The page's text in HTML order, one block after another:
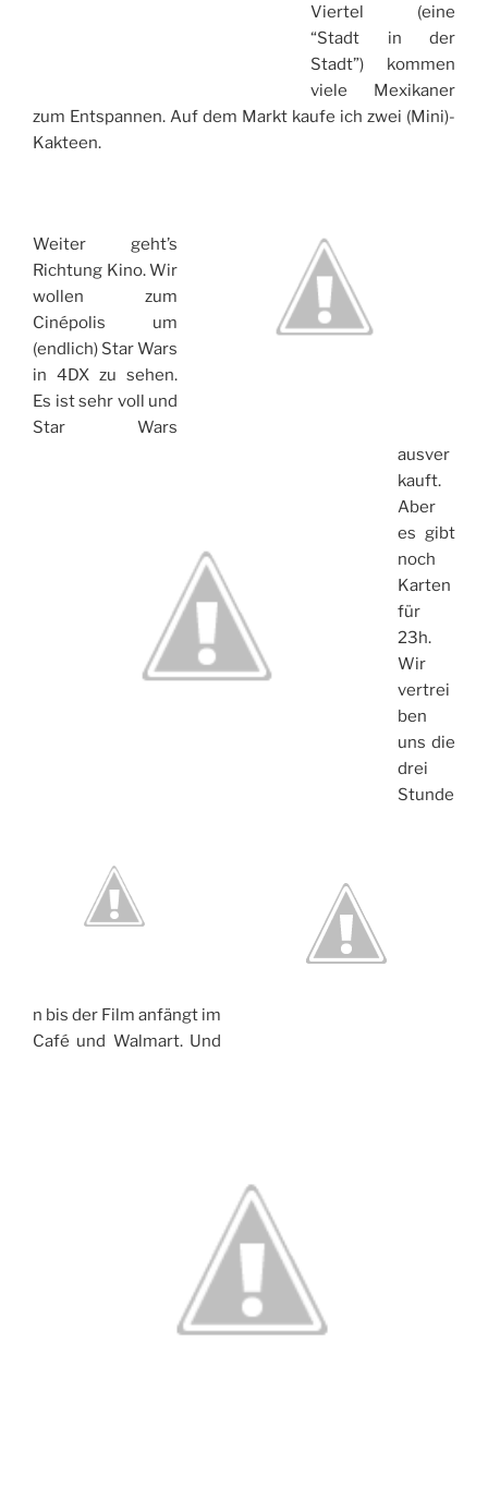
Viertel (eine
“Stadt in der
Stadt”) kommen
viele Mexikaner
zum Entspannen. Auf dem Markt kaufe ich zwei (Mini)-
Kakteen.
Weiter geht’s
Richtung Kino. Wir
wollen zum
Cinépolis um
(endlich) Star Wars
in 4DX zu sehen.
Es ist sehr voll und
Star Wars
ausver
kauft.
Aber
es gibt
noch
Karten
für
23h.
Wir
vertrei
ben
uns die
drei
Stunde
n bis der Film anfängt im
Café und Walmart. Und